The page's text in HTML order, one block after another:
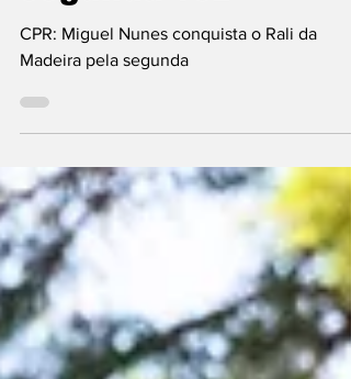
Madeira pela
segunda vez
CPR: Miguel Nunes conquista o Rali da
Madeira pela segunda